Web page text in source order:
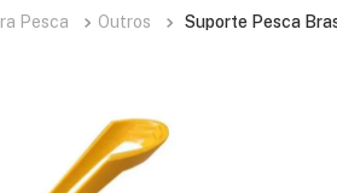
Pesca Outros Suporte Pesca